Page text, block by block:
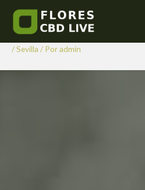
contenido
Comprar Flores
Algaba
/Sevilla / Poradmin